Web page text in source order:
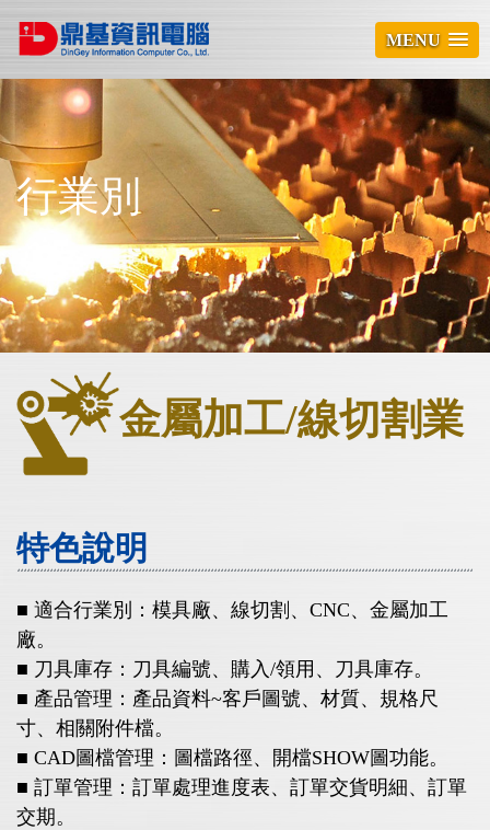
MENU
行業別
金屬加工/線切割業
特色說明
■ 適合行業別：模具廠、線切割、CNC、金屬加工
廠。
■ 刀具庫存：刀具編號、購入/領用、刀具庫存。
■ 產品管理：產品資料~客戶圖號、材質、規格尺
寸、相關附件檔。
■ CAD圖檔管理：圖檔路徑、開檔SHOW圖功能。
■ 訂單管理：訂單處理進度表、訂單交貨明細、訂單
交期。